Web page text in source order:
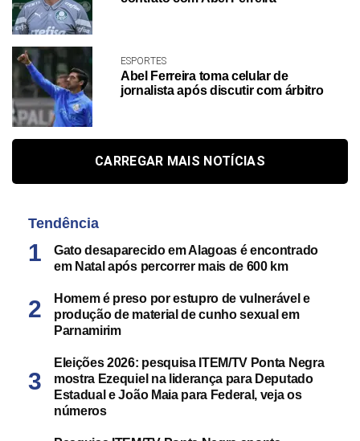
ESPORTES
Abel Ferreira toma celular de
jornalista após discutir com árbitro
CARREGAR MAIS NOTÍCIAS
Tendência
Gato desaparecido em Alagoas é encontrado
em Natal após percorrer mais de 600 km
Homem é preso por estupro de vulnerável e
produção de material de cunho sexual em
Parnamirim
Eleições 2026: pesquisa ITEM/TV Ponta Negra
mostra Ezequiel na liderança para Deputado
Estadual e João Maia para Federal, veja os
números